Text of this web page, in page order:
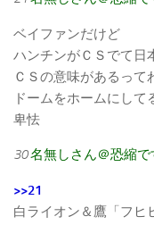
ベイファンだけど
ハンチンがＣＳでて日
ＣＳの意味があるって
ドームをホームにして
卑怯
30名無しさん＠恐縮で
>>21
白ライオン＆鷹「フヒ